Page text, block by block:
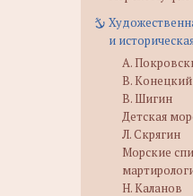
и
А.
В. Конецкий
В. Шигин
Детская
Л. Скрягин
Морские
Н. Каланов